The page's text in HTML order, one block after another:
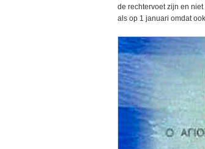
de rechtervoet zijn en
als op 1 januari omdat